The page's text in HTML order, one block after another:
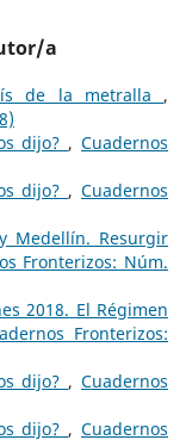
a
de la metralla ,
dijo? ,Cuadernos
dijo? ,Cuadernos
Medellín. Resurgir
Fronterizos: Núm.
2018. El Régimen
Fronterizos:
dijo? ,Cuadernos
dijo? ,Cuadernos